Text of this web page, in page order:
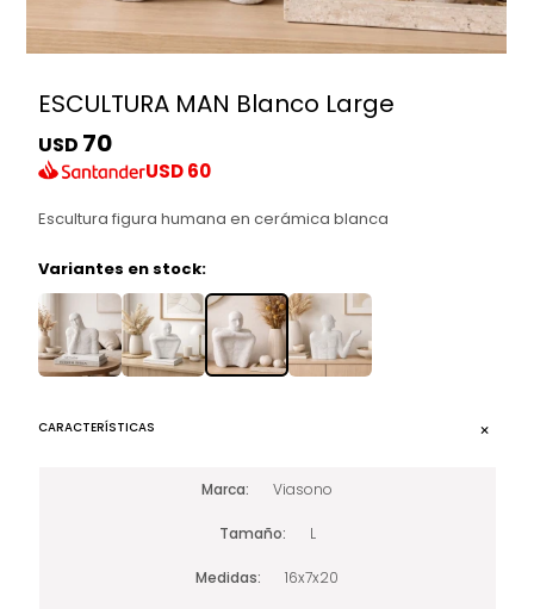
ESCULTURA MAN Blanco Large
USD 70
USD60
Escultura figura humana en cerámica blanca
Variantes en stock:
CARACTERÍSTICAS
Marca Viasono
Tamaño L
Medidas 16x7x20